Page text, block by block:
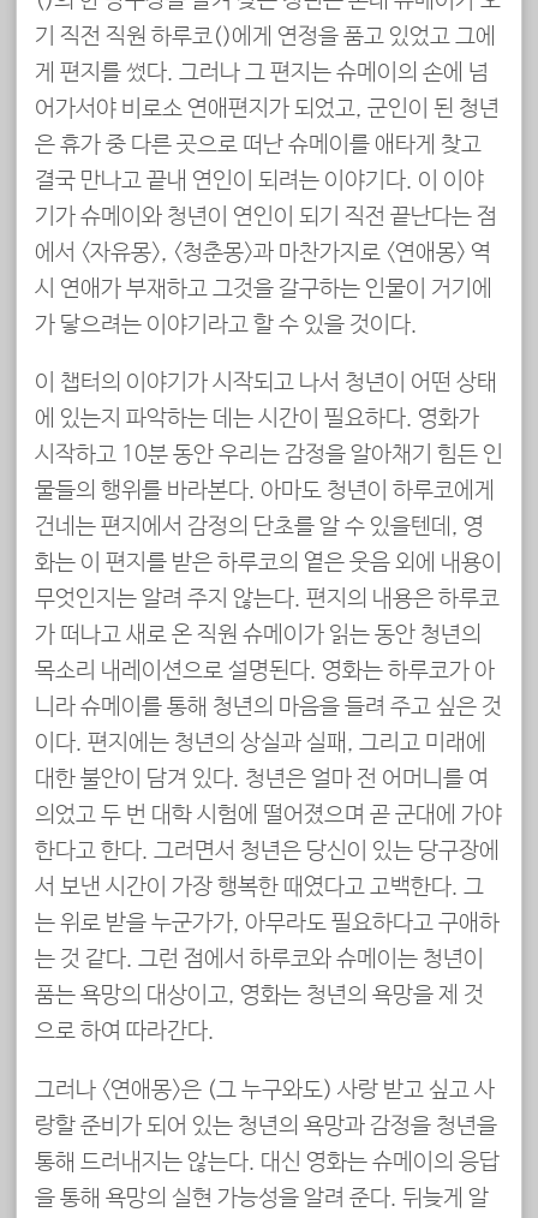
기 직전 직원 하루코(春子)에게 연정을 품고 있었고 그에
게 편지를 썼다. 그러나 그 편지는 슈메이의 손에 넘
어가서야 비로소 연애편지가 되었고, 군인이 된 청년
은 휴가 중 다른 곳으로 떠난 슈메이를 애타게 찾고
결국 만나고 끝내 연인이 되려는 이야기다. 이 이야
기가 슈메이와 청년이 연인이 되기 직전 끝난다는 점
에서 <자유몽>, <청춘몽>과 마찬가지로 <연애몽> 역
시 연애가 부재하고 그것을 갈구하는 인물이 거기에
가 닿으려는 이야기라고 할 수 있을 것이다.
이 챕터의 이야기가 시작되고 나서 청년이 어떤 상태
에 있는지 파악하는 데는 시간이 필요하다. 영화가
시작하고 10분 동안 우리는 감정을 알아채기 힘든 인
물들의 행위를 바라본다. 아마도 청년이 하루코에게
건네는 편지에서 감정의 단초를 알 수 있을텐데, 영
화는 이 편지를 받은 하루코의 옅은 웃음 외에 내용이
무엇인지는 알려 주지 않는다. 편지의 내용은 하루코
가 떠나고 새로 온 직원 슈메이가 읽는 동안 청년의
목소리 내레이션으로 설명된다. 영화는 하루코가 아
니라 슈메이를 통해 청년의 마음을 들려 주고 싶은 것
이다. 편지에는 청년의 상실과 실패, 그리고 미래에
대한 불안이 담겨 있다. 청년은 얼마 전 어머니를 여
의었고 두 번 대학 시험에 떨어졌으며 곧 군대에 가야
한다고 한다. 그러면서 청년은 당신이 있는 당구장에
서 보낸 시간이 가장 행복한 때였다고 고백한다. 그
는 위로 받을 누군가가, 아무라도 필요하다고 구애하
는 것 같다. 그런 점에서 하루코와 슈메이는 청년이
품는 욕망의 대상이고, 영화는 청년의 욕망을 제 것
으로 하여 따라간다.
그러나 <연애몽>은 (그 누구와도) 사랑 받고 싶고 사
랑할 준비가 되어 있는 청년의 욕망과 감정을 청년을
통해 드러내지는 않는다. 대신 영화는 슈메이의 응답
을 통해 욕망의 실현 가능성을 알려 준다. 뒤늦게 알